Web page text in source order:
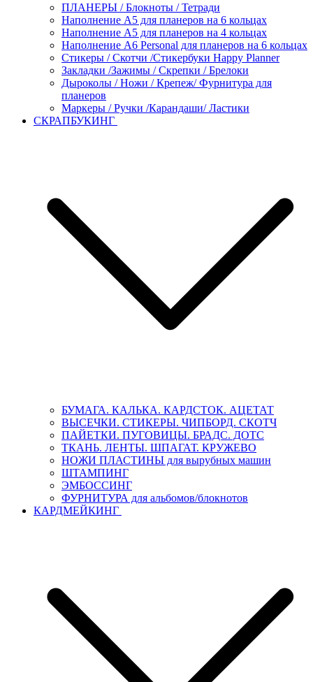
ПЛАНЕРЫ / Блокноты / Тетради
Наполнение А5 для планеров на 6 кольцах
Наполнение А5 для планеров на 4 кольцах
Наполнение А6 Personal для планеров на 6 кольцах
Стикеры / Скотчи /Стикербуки Happy Planner
Закладки /Зажимы / Скрепки / Брелоки
Дыроколы / Ножи / Крепеж/ Фурнитура для
планеров
Маркеры / Ручки /Карандаши/ Ластики
СКРАПБУКИНГ
БУМАГА. КАЛЬКА. КАРДСТОК. АЦЕТАТ
ВЫСЕЧКИ. СТИКЕРЫ. ЧИПБОРД. СКОТЧ
ПАЙЕТКИ. ПУГОВИЦЫ. БРАДС. ДОТС
ТКАНЬ. ЛЕНТЫ. ШПАГАТ. КРУЖЕВО
НОЖИ ПЛАСТИНЫ для вырубных машин
ШТАМПИНГ
ЭМБОССИНГ
ФУРНИТУРА для альбомов/блокнотов
КАРДМЕЙКИНГ